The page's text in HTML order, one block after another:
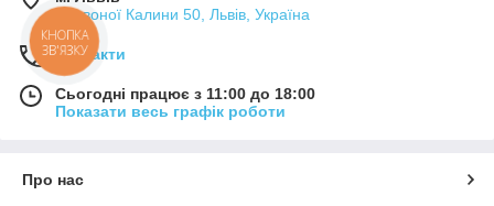
Червоної Калини 50, Львів, Україна
Контакти
Сьогодні працює з 11:00 до 18:00
Показати весь графік роботи
Про нас
КНОПКА
ЗВ'ЯЗКУ